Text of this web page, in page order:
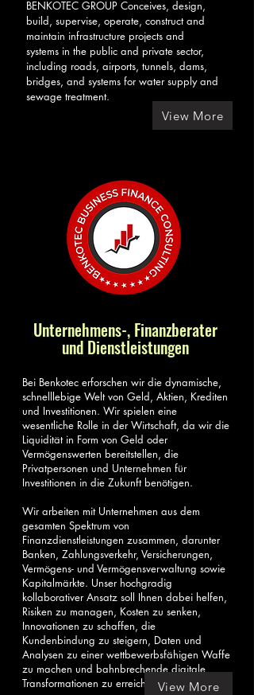
BENKOTEC GROUP Conceives, design,
build, supervise, operate, construct and
maintain infrastructure projects and
systems in the public and private sector,
including roads, airports, tunnels, dams,
bridges, and systems for water supply and
sewage treatment.
View More
Unternehmens-, Finanzberater
und Dienstleistungen
Bei Benkotec erforschen wir die dynamische,
schnelllebige Welt von Geld, Aktien, Krediten
und Investitionen. Wir spielen eine
wesentliche Rolle in der Wirtschaft, da wir die
Liquidität in Form von Geld oder
Vermögenswerten bereitstellen, die
Privatpersonen und Unternehmen für
Investitionen in die Zukunft benötigen.
Wir arbeiten mit Unternehmen aus dem
gesamten Spektrum von
Finanzdienstleistungen zusammen, darunter
Banken, Zahlungsverkehr, Versicherungen,
Vermögens- und Vermögensverwaltung sowie
Kapitalmärkte. Unser hochgradig
kollaborativer Ansatz soll Ihnen dabei helfen,
Risiken zu managen, Kosten zu senken,
Innovationen zu schaffen, die
Kundenbindung zu steigern, Daten und
Analysen zu einer wettbewerbsfähigen Waffe
zu machen und bahnbrechende digitale
Transformationen zu erreichen.View More